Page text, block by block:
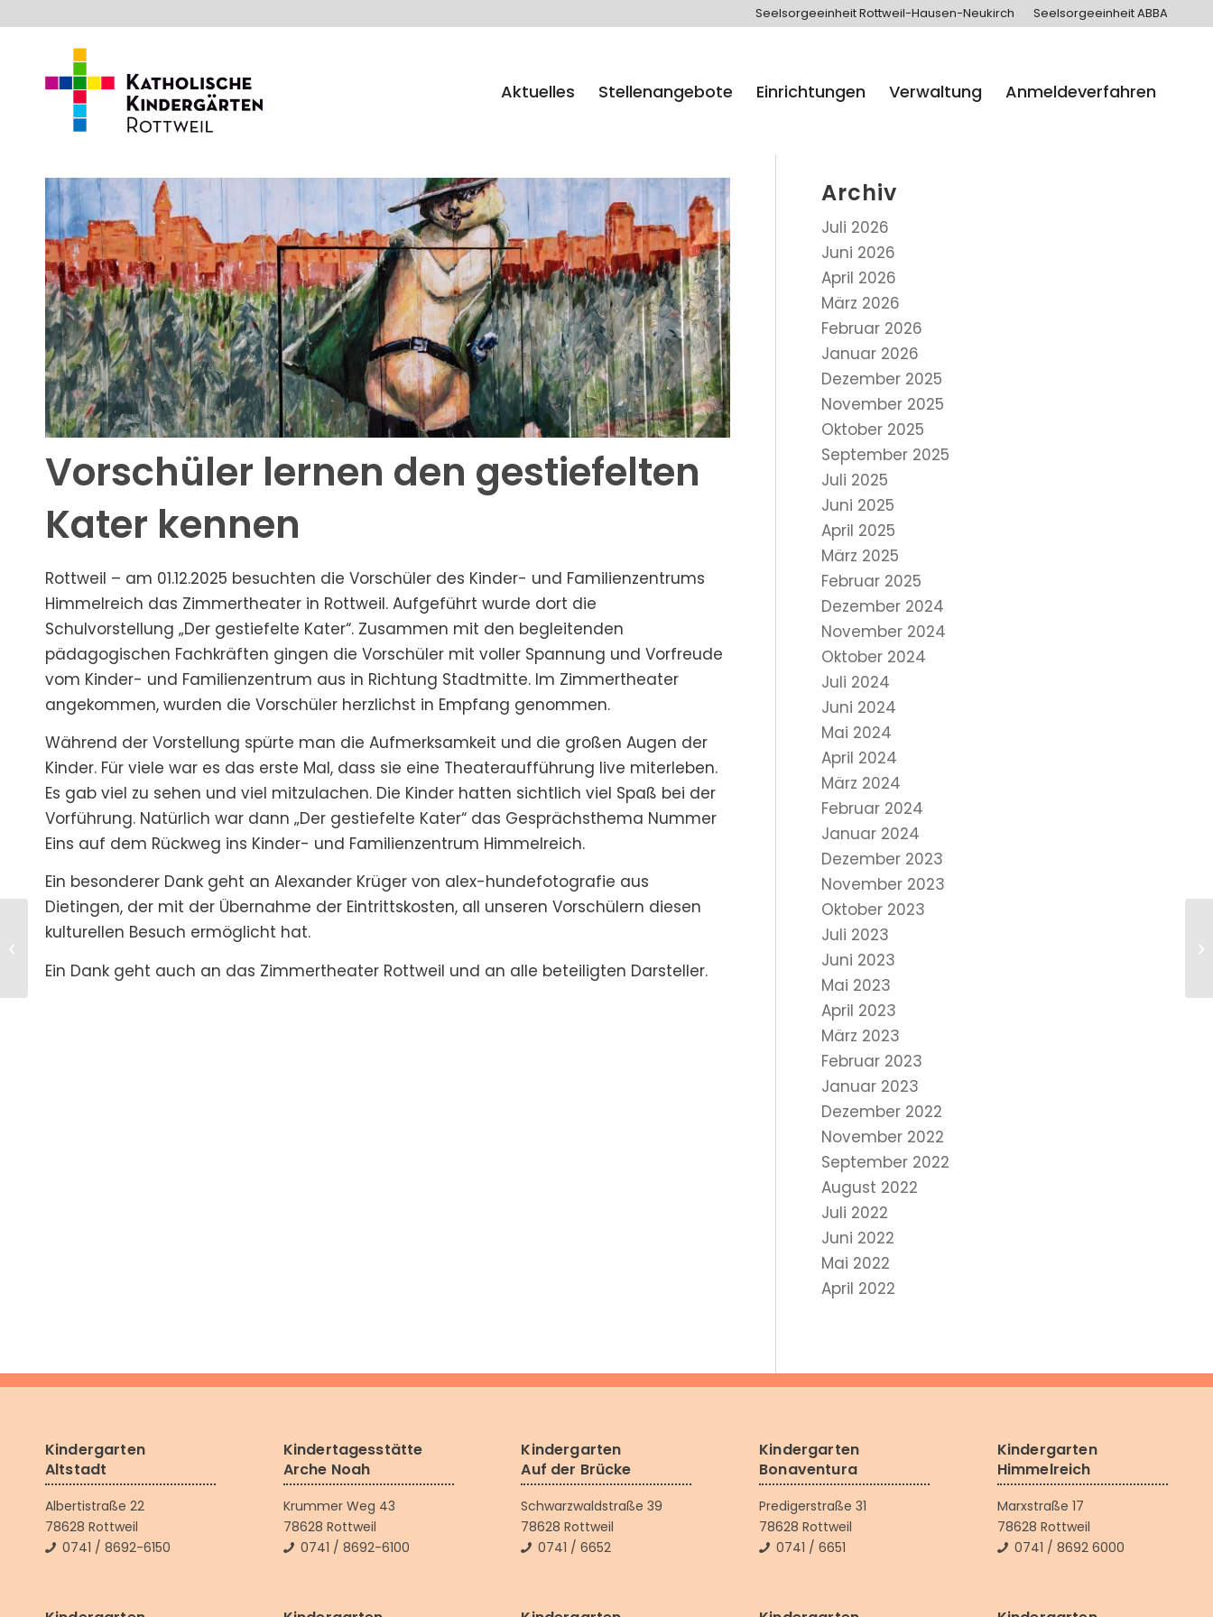
Seelsorgeeinheit Rottweil-Hausen-Neukirch Seelsorgeeinheit ABBA
Aktuelles Stellenangebote Einrichtungen Verwaltung Anmeldeverfahren
Vorschüler lernen den gestiefelten
Kater kennen
Rottweil – am 01.12.2025 besuchten die Vorschüler des Kinder- und Familienzentrums
Himmelreich das Zimmertheater in Rottweil. Aufgeführt wurde dort die
Schulvorstellung „Der gestiefelte Kater“. Zusammen mit den begleitenden
pädagogischen Fachkräften gingen die Vorschüler mit voller Spannung und Vorfreude
vom Kinder- und Familienzentrum aus in Richtung Stadtmitte. Im Zimmertheater
angekommen, wurden die Vorschüler herzlichst in Empfang genommen.
Während der Vorstellung spürte man die Aufmerksamkeit und die großen Augen der
Kinder. Für viele war es das erste Mal, dass sie eine Theateraufführung live miterleben.
Es gab viel zu sehen und viel mitzulachen. Die Kinder hatten sichtlich viel Spaß bei der
Vorführung. Natürlich war dann „Der gestiefelte Kater“ das Gesprächsthema Nummer
Eins auf dem Rückweg ins Kinder- und Familienzentrum Himmelreich.
Ein besonderer Dank geht an Alexander Krüger von alex-hundefotografie aus
Dietingen, der mit der Übernahme der Eintrittskosten, all unseren Vorschülern diesen
kulturellen Besuch ermöglicht hat.
Ein Dank geht auch an das Zimmertheater Rottweil und an alle beteiligten Darsteller.
Archiv
Juli 2026
Juni 2026
April 2026
März 2026
Februar 2026
Januar 2026
Dezember 2025
November 2025
Oktober 2025
September 2025
Juli 2025
Juni 2025
April 2025
März 2025
Februar 2025
Dezember 2024
November 2024
Oktober 2024
Juli 2024
Juni 2024
Mai 2024
April 2024
März 2024
Februar 2024
Januar 2024
Dezember 2023
November 2023
Oktober 2023
Juli 2023
Juni 2023
Mai 2023
April 2023
März 2023
Februar 2023
Januar 2023
Dezember 2022
November 2022
September 2022
August 2022
Juli 2022
Juni 2022
Mai 2022
April 2022
Kindergarten
Altstadt
Albertistraße 22
78628 Rottweil
0741 / 8692-6150
Kindertagesstätte
Arche Noah
Krummer Weg 43
78628 Rottweil
0741 / 8692-6100
Kindergarten
Auf der Brücke
Schwarzwaldstraße 39
78628 Rottweil
0741 / 6652
Kindergarten
Bonaventura
Predigerstraße 31
78628 Rottweil
0741 / 6651
Kindergarten
Himmelreich
Marxstraße 17
78628 Rottweil
0741 / 8692 6000
Adventszeit – Kiga